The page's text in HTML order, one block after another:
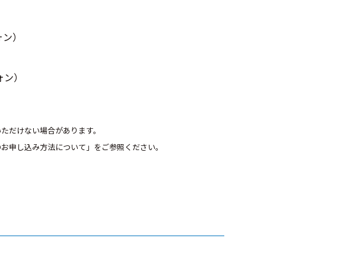
）
）
けない場合があります。
し込み方法について」をご参照ください。